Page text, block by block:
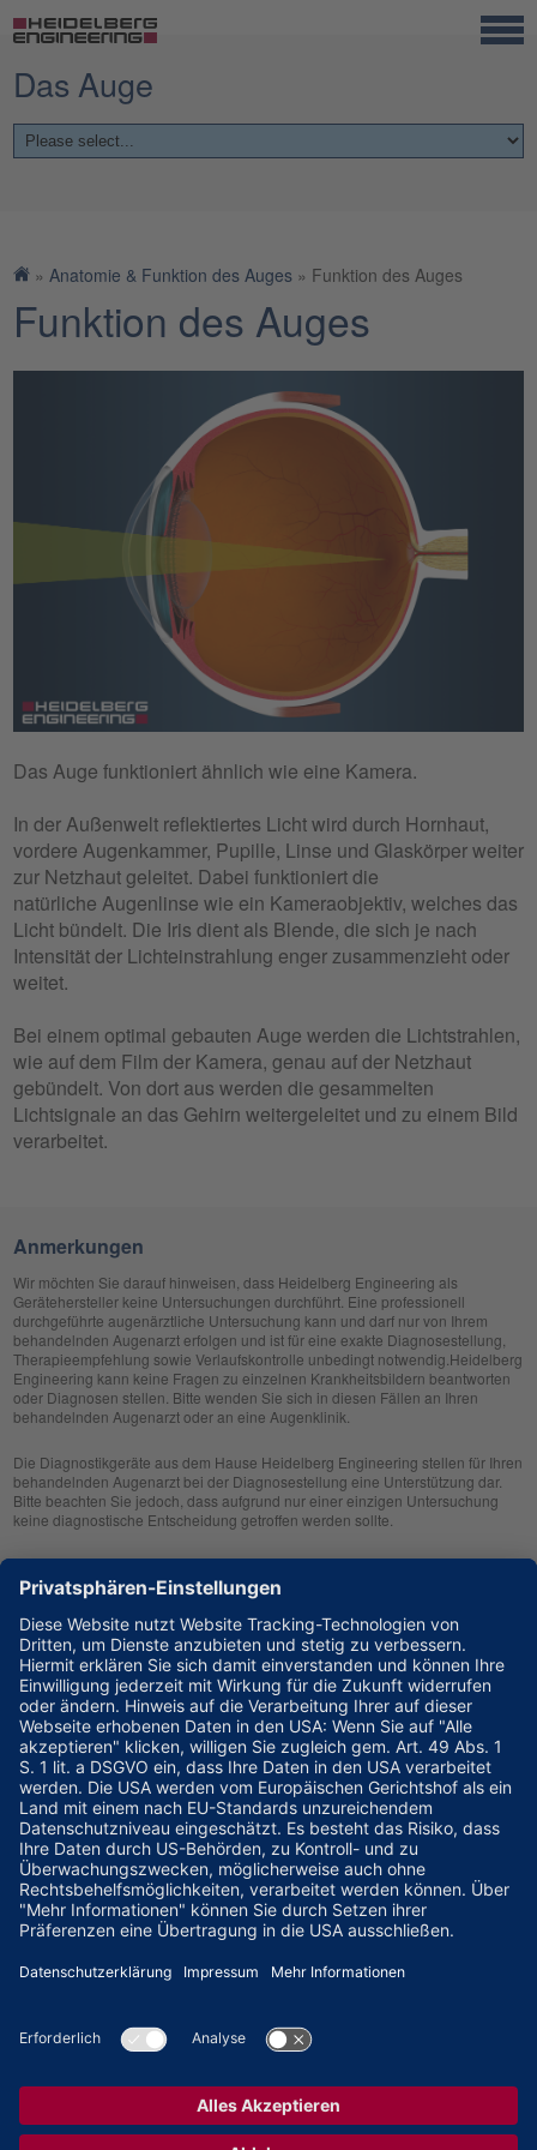
Das Auge
Startseite
» Anatomie & Funktion des Auges » Funktion des Auges
Funktion des Auges
Das Auge funktioniert ähnlich wie eine Kamera.
In der Außenwelt reflektiertes Licht wird durch Hornhaut,
vordere Augenkammer, Pupille, Linse und Glaskörper weiter
zur Netzhaut geleitet. Dabei funktioniert die
natürliche Augenlinse wie ein Kameraobjektiv, welches das
Licht bündelt. Die Iris dient als Blende, die sich je nach
Intensität der Lichteinstrahlung enger zusammenzieht oder
weitet.
Bei einem optimal gebauten Auge werden die Lichtstrahlen,
wie auf dem Film der Kamera, genau auf der Netzhaut
gebündelt. Von dort aus werden die gesammelten
Lichtsignale an das Gehirn weitergeleitet und zu einem Bild
verarbeitet.
Anmerkungen
Wir möchten Sie darauf hinweisen, dass Heidelberg Engineering als
Gerätehersteller keine Untersuchungen durchführt. Eine professionell
durchgeführte augenärztliche Untersuchung kann und darf nur von Ihrem
behandelnden Augenarzt erfolgen und ist für eine exakte Diagnosestellung,
Therapieempfehlung sowie Verlaufskontrolle unbedingt notwendig.Heidelberg
Engineering kann keine Fragen zu einzelnen Krankheitsbildern beantworten
oder Diagnosen stellen. Bitte wenden Sie sich in diesen Fällen an Ihren
behandelnden Augenarzt oder an eine Augenklinik.
Die Diagnostikgeräte aus dem Hause Heidelberg Engineering stellen für Ihren
behandelnden Augenarzt bei der Diagnosestellung eine Unterstützung dar.
Bitte beachten Sie jedoch, dass aufgrund nur einer einzigen Untersuchung
keine diagnostische Entscheidung getroffen werden sollte.
Zur klinischen Beurteilung eines Patienten sollte Ihr Arzt sich immer ein
umfassendes Bild machen. Aus diesem Grund wird er immer noch weitere
klinische Informationen wie z. B. die Familienhistorie, den Krankheitsverlauf,
das Sehvermögen, den Augeninnendruck oder eine Untersuchung mit der
Spaltlampe in seine Diagnose einbeziehen.
Heidelberg Engineering erhebt keinen Anspruch auf Vollständigkeit der Daten.
Die vorliegende Internetseite stellt eine reine Wissensplattform dar, die Ihnen
als Informationsgrundlage dienen soll. Wir übernehmen keine Haftung für den
Inhalt weiterführender Links.
Kontakt
Heidelberg Engineering GmbH
Max-Jarecki-Straße 8
69115 Heidelberg
Tel.: +49 (0) 6221-64 63-0
Fax: +49 (0) 6221-64 63 62
E-Mail:Info@HeidelbergEngineering.com
LinkedInYoutube
Über uns